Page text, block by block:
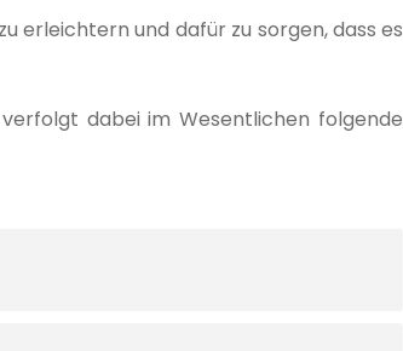
erleichtern und dafür zu sorgen, dass es
dabei im Wesentlichen folgende